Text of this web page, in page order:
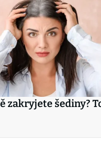
zakryjete šediny?